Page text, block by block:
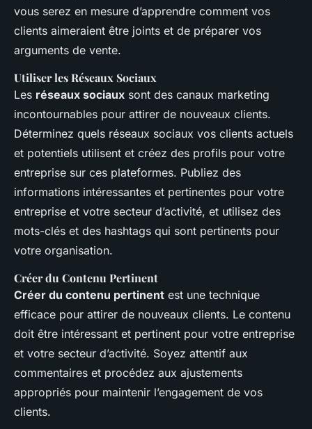
vous serez en mesure d’apprendre comment vos
clients aimeraient être joints et de préparer vos
arguments de vente.
Utiliser les Réseaux Sociaux
Les réseaux sociaux sont des canaux marketing
incontournables pour attirer de nouveaux clients.
Déterminez quels réseaux sociaux vos clients actuels
et potentiels utilisent et créez des profils pour votre
entreprise sur ces plateformes. Publiez des
informations intéressantes et pertinentes pour votre
entreprise et votre secteur d’activité, et utilisez des
mots-clés et des hashtags qui sont pertinents pour
votre organisation.
Créer du Contenu Pertinent
Créer du contenu pertinent est une technique
efficace pour attirer de nouveaux clients. Le contenu
doit être intéressant et pertinent pour votre entreprise
et votre secteur d’activité. Soyez attentif aux
commentaires et procédez aux ajustements
appropriés pour maintenir l’engagement de vos
clients.